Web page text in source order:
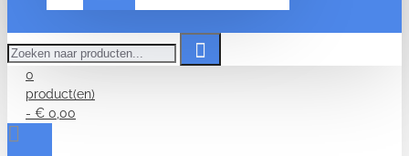
naar
producten...
0
product(en)
- € 0,00